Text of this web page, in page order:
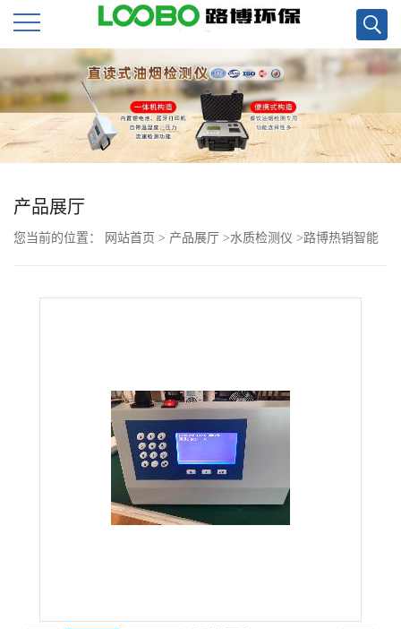
公
司
首
页
公
产品展厅
您当前的位置： 网站首页 > 产品展厅 >水质检测仪 >路博热销智能